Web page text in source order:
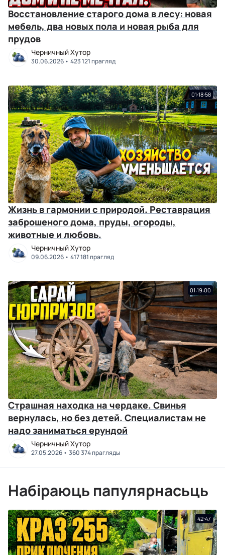
Восстановление старого дома в лесу: новая
мебель, два новых пола и новая рыба для
прудов
Черничный Хутор
30.06.2026 423 121 прагляд
01:18:58
Жизнь в гармонии с природой. Реставрация
заброшеного дома, пруды, огороды,
животные и любовь.
Черничный Хутор
09.06.2026 417 181 прагляд
01:19:00
Страшная находка на чердаке. Свинья
вернулась, но без детей. Специалистам не
надо заниматься ерундой
Черничный Хутор
27.05.2026 360 374 прагляды
Набіраюць папулярнасьць
42:47